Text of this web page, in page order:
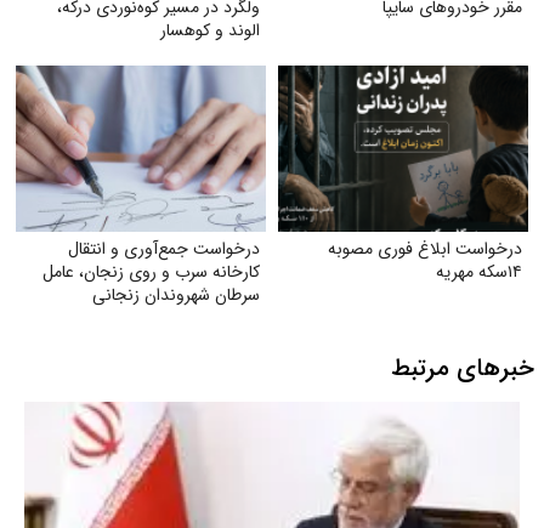
مقرر خودروهای سایپا
ولگرد در مسیر کوه‌نوردی درکه،
الوند و کوهسار
درخواست ابلاغ فوری مصوبه
۱۴سکه مهریه
درخواست جمع‌آوری و انتقال
کارخانه سرب و روی زنجان، عامل
سرطان شهروندان زنجانی
خبرهای مرتبط